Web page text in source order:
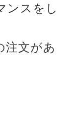
ンスをし
注文があ